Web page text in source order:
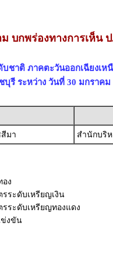
บกพร่องทางการเห็น ป
ชาติ ภาคตะวันออกเฉียงเห
บุรี ระหว่าง วันที่ 30 มกราค
มา สำนักบริ
อง
ระดับเหรียญเงิน
รระดับเหรียญทองแดง
ข่งขัน